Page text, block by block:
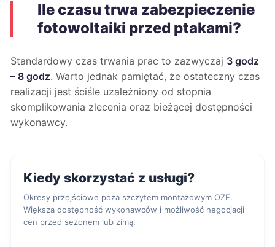
Ile czasu trwa zabezpieczenie
fotowoltaiki przed ptakami?
Standardowy czas trwania prac to zazwyczaj 3 godz
– 8 godz. Warto jednak pamiętać, że ostateczny czas
realizacji jest ściśle uzależniony od stopnia
skomplikowania zlecenia oraz bieżącej dostępności
wykonawcy.
Kiedy skorzystać z usługi?
Okresy przejściowe poza szczytem montażowym OZE.
Większa dostępność wykonawców i możliwość negocjacji
cen przed sezonem lub zimą.